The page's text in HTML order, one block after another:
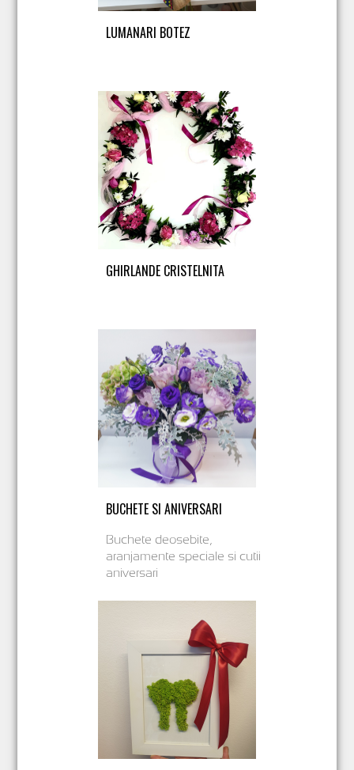
LUMANARI BOTEZ
GHIRLANDE CRISTELNITA
BUCHETE SI ANIVERSARI
Buchete deosebite,
aranjamente speciale si cutii
aniversari